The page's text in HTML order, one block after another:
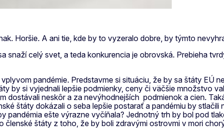
Horšie. A ani tie, kde by to vyzeralo dobre, by týmto
celý svet, a teda konkurencia je obrovská. Prebieha
pandémie. Predstavme si situáciu, že by sa štáty EÚ
by si vyjednali lepšie podmienky, ceny či väčšie množstvo
dostávali neskôr a za nevýhodnejších podmienok a cien.
štáty dokázali o seba lepšie postarať a pandémiu by
ešte výrazne vyčíňala? Jednotný trh by bol pod
štáty z toho, že by boli zdravými ostrovmi v mori